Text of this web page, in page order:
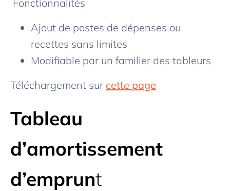
Fonctionnalités
Ajout de postes de dépenses ou
recettes sans limites
Modifiable par un familier des tableurs
Téléchargement sur cette page
Tableau
d’amortissement
d’emprunt